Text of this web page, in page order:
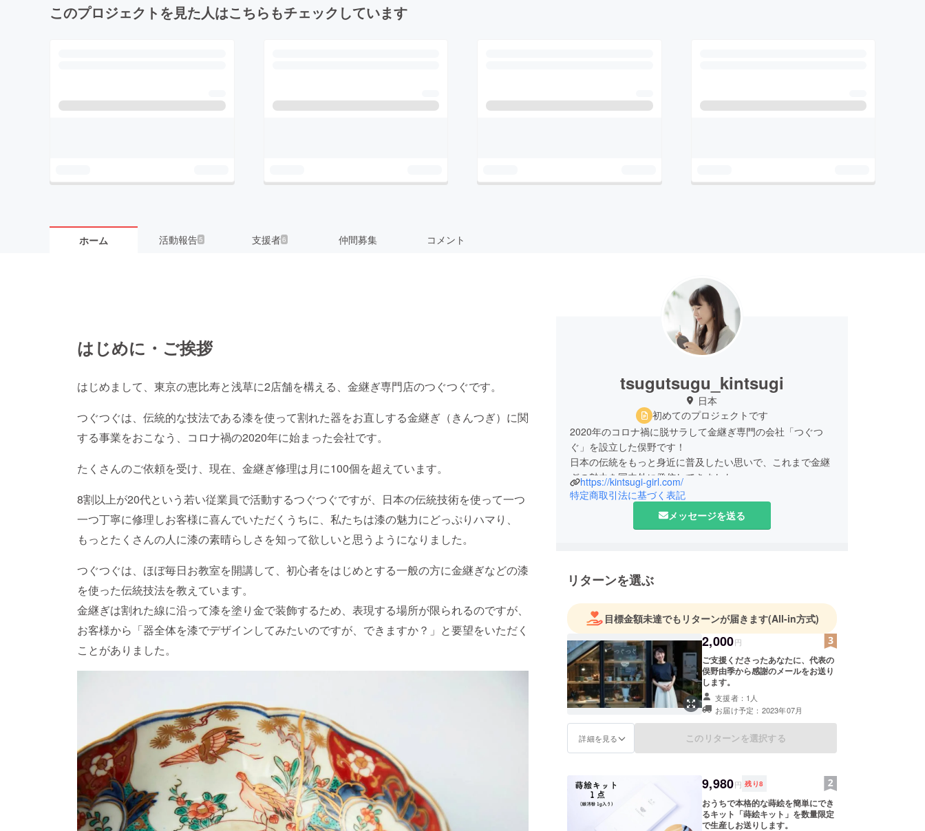
このプロジェクトを見た人はこちらもチェックしています
ホーム 活動報告5 支援者6 仲間募集 コメント
はじめに・ご挨拶
はじめまして、東京の恵比寿と浅草に2店舗を構える、金継ぎ専門店のつぐつぐです。
つぐつぐは、伝統的な技法である漆を使って割れた器をお直しする金継ぎ（きんつぎ）に関
する事業をおこなう、コロナ禍の2020年に始まった会社です。
たくさんのご依頼を受け、現在、金継ぎ修理は月に100個を超えています。
8割以上が20代という若い従業員で活動するつぐつぐですが、日本の伝統技術を使って一つ
一つ丁寧に修理しお客様に喜んでいただくうちに、私たちは漆の魅力にどっぷりハマり、
もっとたくさんの人に漆の素晴らしさを知って欲しいと思うようになりました。
つぐつぐは、ほぼ毎日お教室を開講して、初心者をはじめとする一般の方に金継ぎなどの漆
を使った伝統技法を教えています。
金継ぎは割れた線に沿って漆を塗り金で装飾するため、表現する場所が限られるのですが、
お客様から「器全体を漆でデザインしてみたいのですが、できますか？」と要望をいただく
ことがありました。
tsugutsugu_kintsugi
日本
初めてのプロジェクトです
2020年のコロナ禍に脱サラして金継ぎ専門の会社「つぐつ
ぐ」を設立した俣野です！
日本の伝統をもっと身近に普及したい思いで、これまで金継
ぎの魅力を国内外に発信してきました。
創立してから4年目を迎えるいま、お客様の声を元に、金継
ぎのオリジンとも言える「蒔絵（まきえ）」が気軽にできる
商品を、1年越しでやっと開発しました！
https://kintsugi-girl.com/
特定商取引法に基づく表記
メッセージを送る
リターンを選ぶ
目標金額未達でもリターンが届きます(All-in方式)
2,000円
ご支援くださったあなたに、代表の
俣野由季から感謝のメールをお送り
します。
支援者：1人
お届け予定：2023年07月
詳細を見る このリターンを選択する
9,980円 残り8
おうちで本格的な蒔絵を簡単にでき
るキット「蒔絵キット」を数量限定
で生産しお送りします。